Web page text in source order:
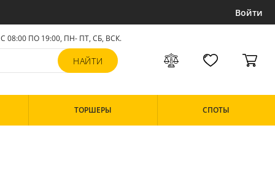
Войти
С 08:00 ПО 19:00, ПН- ПТ,СБ, ВСК.
ТОРШЕРЫ СПОТЫ